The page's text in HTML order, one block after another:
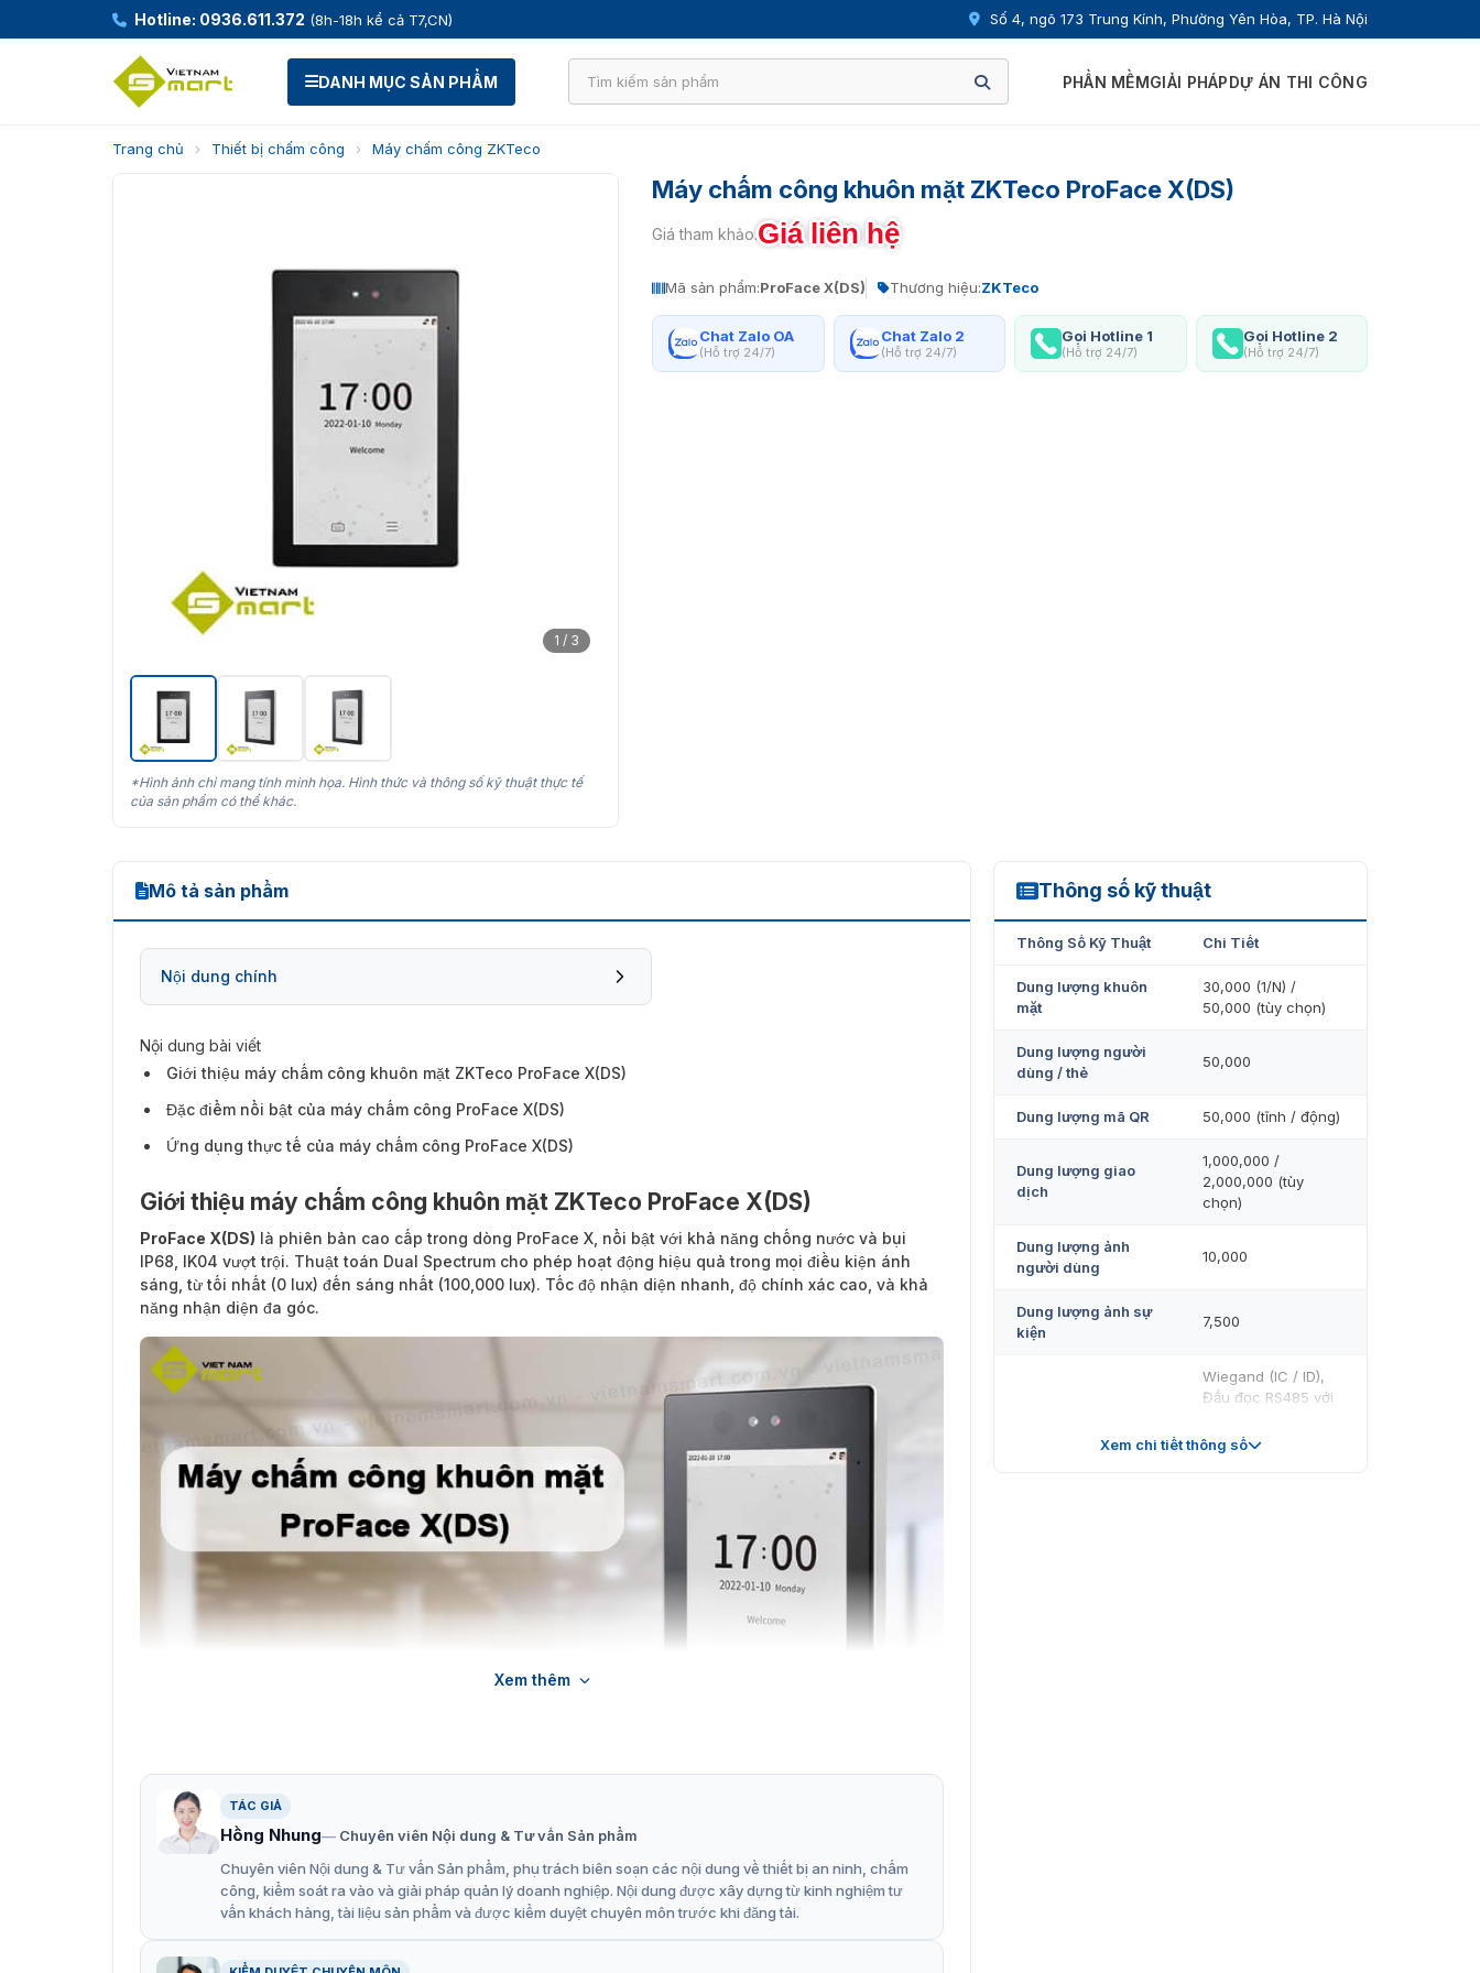
Hotline: 0936.611.372 (8h-18h kể cả T7,CN) Số 4, ngõ 173 Trung Kính, Phường Yên Hòa, TP. Hà Nội
DANH MỤC SẢN PHẨM PHẦN MỀMGIẢI PHÁPDỰ ÁN THI CÔNG
Trang chủ › Thiết bị chấm công › Máy chấm công ZKTeco
1 / 3
*Hình ảnh chỉ mang tính minh họa. Hình thức và thông số kỹ thuật thực tế
của sản phẩm có thể khác.
Máy chấm công khuôn mặt ZKTeco ProFace X(DS)
Giá tham khảo:Giá liên hệ
Mã sản phẩm:ProFace X(DS) Thương hiệu:ZKTeco
Chat Zalo OA
(Hỗ trợ 24/7)
Chat Zalo 2
(Hỗ trợ 24/7)
Gọi Hotline 1
(Hỗ trợ 24/7)
Gọi Hotline 2
(Hỗ trợ 24/7)
Mô tả sản phẩm
Nội dung chính
Nội dung bài viết
Giới thiệu máy chấm công khuôn mặt ZKTeco ProFace X(DS)
Đặc điểm nổi bật của máy chấm công ProFace X(DS)
Ứng dụng thực tế của máy chấm công ProFace X(DS)
Giới thiệu máy chấm công khuôn mặt ZKTeco ProFace X(DS)
ProFace X(DS) là phiên bản cao cấp trong dòng ProFace X, nổi bật với khả năng chống nước và bụi
IP68, IK04 vượt trội. Thuật toán Dual Spectrum cho phép hoạt động hiệu quả trong mọi điều kiện ánh
sáng, từ tối nhất (0 lux) đến sáng nhất (100,000 lux). Tốc độ nhận diện nhanh, độ chính xác cao, và khả
năng nhận diện đa góc.
Máy chấm công khuôn mặt ZKTeco ProFace X(DS)
Đặc điểm nổi bật của máy chấm công ProFace X(DS)
ZKTeco ProFace X(DS) là thiết bị chấm công và kiểm soát ra vào cao cấp. Với nhiều tính năng công
nghệ hiện đại được ZKTeco tích hợp:
Xem thêm
TÁC GIẢ
Hồng Nhung
Chuyên viên Nội dung & Tư vấn Sản phẩm
Chuyên viên Nội dung & Tư vấn Sản phẩm, phụ trách biên soạn các nội dung về thiết bị an ninh, chấm
công, kiểm soát ra vào và giải pháp quản lý doanh nghiệp. Nội dung được xây dựng từ kinh nghiệm tư
vấn khách hàng, tài liệu sản phẩm và được kiểm duyệt chuyên môn trước khi đăng tải.
Thông số kỹ thuật
ProFace X(DS)
Thông Số Kỹ Thuật Chi Tiết
Dung lượng khuôn
mặt
30,000 (1/N) /
50,000 (tùy chọn)
Dung lượng người
dùng / thẻ
50,000
Dung lượng mã QR 50,000 (tĩnh / động)
Dung lượng giao
dịch
1,000,000 /
2,000,000 (tùy
chọn)
Dung lượng ảnh
người dùng
10,000
Dung lượng ảnh sự
kiện
7,500
Tương thích
Wiegand (IC / ID),
Đầu đọc RS485 với
Xem chi tiết thông số